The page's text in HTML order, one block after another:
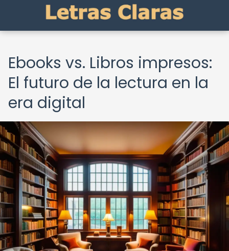
Ebooks vs. Libros impresos:
El futuro de la lectura en la
era digital